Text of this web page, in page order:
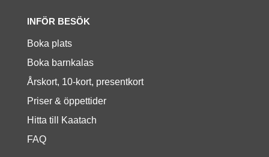
INFÖR BESÖK
Boka plats
Boka barnkalas
Årskort, 10-kort, presentkort
Priser & öppettider
Hitta till Kaatach
FAQ